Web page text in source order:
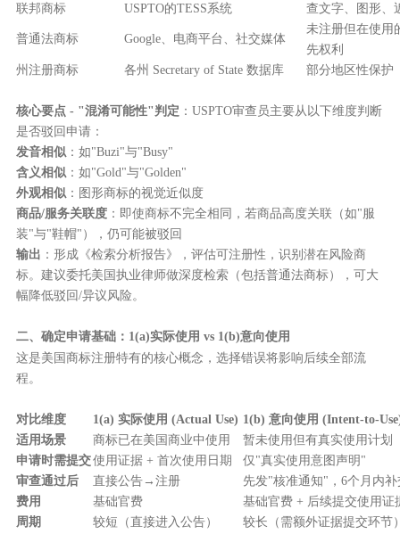
联邦商标
USPTO的TESS系统 查文字、图形、
普通法商标 Google、电商平台、社交媒体
未注册但在使用
先权利
州注册商标
各州 Secretary of State 数据库 部分地区性保护
核心要点 - "混淆可能性"判定 ：USPTO审查员主要从以下维度判断
是否驳回申请：
发音相似：如"Buzi"与"Busy"
含义相似：如"Gold"与"Golden"
外观相似：图形商标的视觉近似度
商品/服务关联度：即使商标不完全相同，若商品高度关联（如"服
装"与"鞋帽"），仍可能被驳回
输出 ：形成《检索分析报告》，评估可注册性，识别潜在风险商
标。建议委托美国执业律师做深度检索（包括普通法商标），可大
幅降低驳回/异议风险。
二、确定申请基础：1(a)实际使用 vs 1(b)意向使用
这是美国商标注册特有的核心概念，选择错误将影响后续全部流
程。
对比维度 1(a) 实际使用 (Actual Use) 1(b) 意向使用 (Intent-to-
适用场景
商标已在美国商业中使用
暂未使用但有真实使用计划
申请时需提交使用证据 + 首次使用日期
仅"真实使用意图声明"
审查通过后
直接公告→注册
先发"核准通知"，6个月内
费用
基础官费
基础官费 + 后续提交使用证
周期
较短（直接进入公告） 较长（需额外证据提交环节